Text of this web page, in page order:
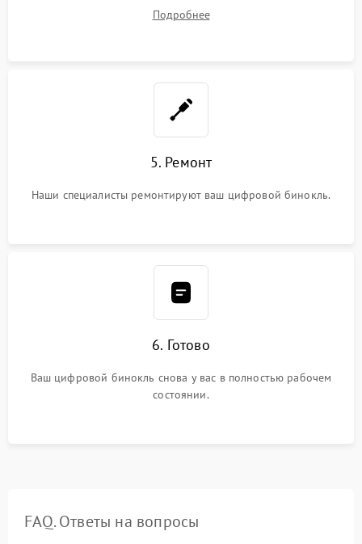
Подробнее
5. Ремонт
Наши специалисты ремонтируют ваш цифровой бинокль.
6. Готово
Ваш цифровой бинокль снова у вас в полностью рабочем
состоянии.
FAQ. Ответы на вопросы